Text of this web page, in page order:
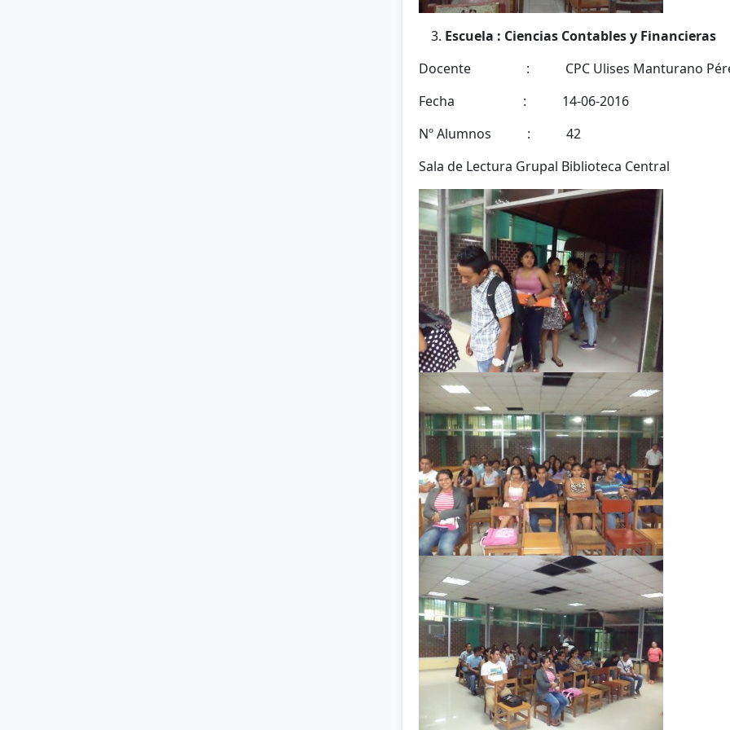
Escuela : Ciencias Contables y Financieras
Docente : CPC Ulises Manturano
Fecha : 14-06-2016
Nº Alumnos : 42
Sala de Lectura Grupal Biblioteca Central